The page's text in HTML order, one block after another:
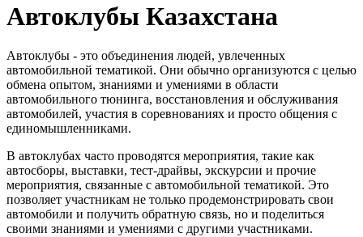
Автоклубы Казахстана
Автоклубы - это объединения людей, увлеченных
автомобильной тематикой. Они обычно организуются с целью
обмена опытом, знаниями и умениями в области
автомобильного тюнинга, восстановления и обслуживания
автомобилей, участия в соревнованиях и просто общения с
единомышленниками.
В автоклубах часто проводятся мероприятия, такие как
автосборы, выставки, тест-драйвы, экскурсии и прочие
мероприятия, связанные с автомобильной тематикой. Это
позволяет участникам не только продемонстрировать свои
автомобили и получить обратную связь, но и поделиться
своими знаниями и умениями с другими участниками.